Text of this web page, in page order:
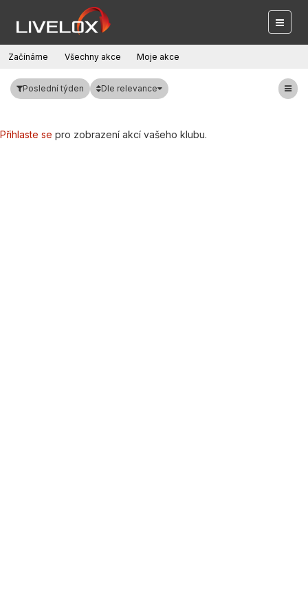
Začínáme Všechny akce Moje akce
Poslední týden Dle relevance
Přihlaste se pro zobrazení akcí vašeho klubu.